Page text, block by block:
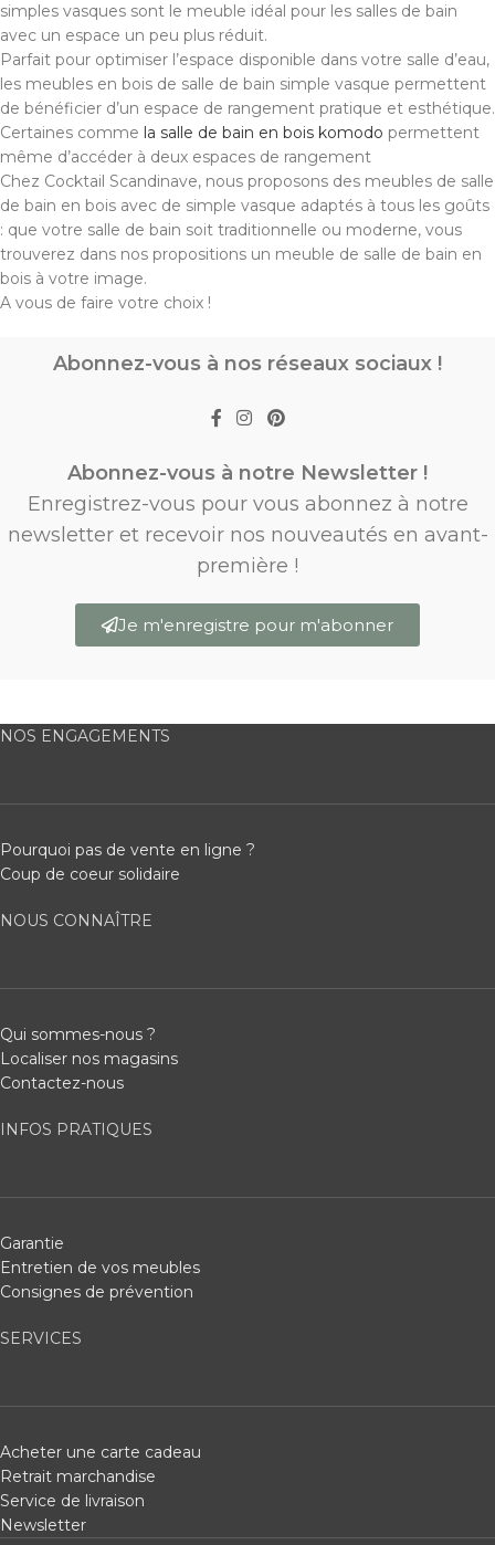
simples vasques sont le meuble idéal pour les salles de bain
avec un espace un peu plus réduit.
Parfait pour optimiser l’espace disponible dans votre salle d’eau,
les meubles en bois de salle de bain simple vasque permettent
de bénéficier d’un espace de rangement pratique et esthétique.
Certaines comme la salle de bain en bois komodo permettent
même d’accéder à deux espaces de rangement
Chez Cocktail Scandinave, nous proposons des meubles de salle
de bain en bois avec de simple vasque adaptés à tous les goûts
: que votre salle de bain soit traditionnelle ou moderne, vous
trouverez dans nos propositions un meuble de salle de bain en
bois à votre image.
A vous de faire votre choix !
Abonnez-vous à nos réseaux sociaux !
Abonnez-vous à notre Newsletter !
Enregistrez-vous pour vous abonnez à notre
newsletter et recevoir nos nouveautés en avant-
première !
Je m'enregistre pour m'abonner
NOS ENGAGEMENTS
Pourquoi pas de vente en ligne ?
Coup de coeur solidaire
NOUS CONNAÎTRE
Qui sommes-nous ?
Localiser nos magasins
Contactez-nous
INFOS PRATIQUES
Garantie
Entretien de vos meubles
Consignes de prévention
SERVICES
Acheter une carte cadeau
Retrait marchandise
Service de livraison
Newsletter